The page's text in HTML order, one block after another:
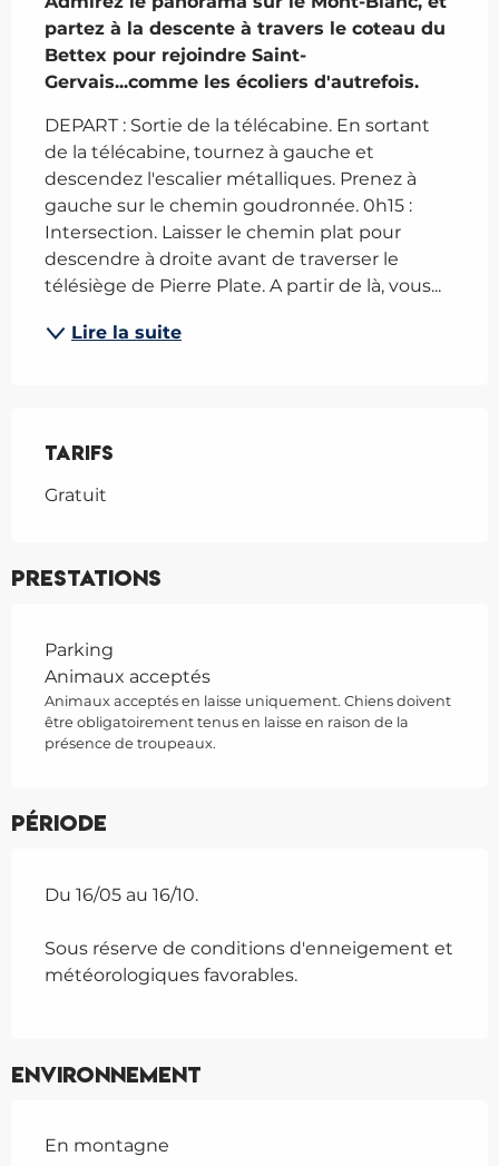
partez à la descente à travers le coteau du
Bettex pour rejoindre Saint-
Gervais...comme les écoliers d'autrefois.
DEPART : Sortie de la télécabine. En sortant
de la télécabine, tournez à gauche et
descendez l'escalier métalliques. Prenez à
gauche sur le chemin goudronnée. 0h15 :
Intersection. Laisser le chemin plat pour
descendre à droite avant de traverser le
télésiège de Pierre Plate. A partir de là, vous...
Lire la suite
Tarifs
Gratuit
Prestations
Parking
Animaux acceptés
Animaux acceptés en laisse uniquement. Chiens doivent
être obligatoirement tenus en laisse en raison de la
présence de troupeaux.
Période
Du 16/05 au 16/10.
Sous réserve de conditions d'enneigement et
météorologiques favorables.
Environnement
En montagne